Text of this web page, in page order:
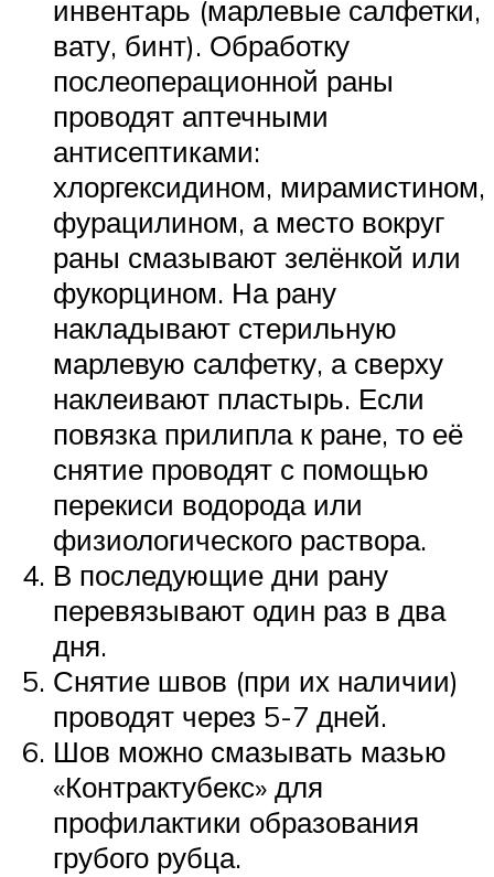
инвентарь (марлевые салфетки,
вату, бинт). Обработку
послеоперационной раны
проводят аптечными
антисептиками:
хлоргексидином, мирамистином,
фурацилином, а место вокруг
раны смазывают зелёнкой или
фукорцином. На рану
накладывают стерильную
марлевую салфетку, а сверху
наклеивают пластырь. Если
повязка прилипла к ране, то её
снятие проводят с помощью
перекиси водорода или
физиологического раствора.
В последующие дни рану
перевязывают один раз в два
дня.
Снятие швов (при их наличии)
проводят через 5-7 дней.
Шов можно смазывать мазью
«Контрактубекс» для
профилактики образования
грубого рубца.